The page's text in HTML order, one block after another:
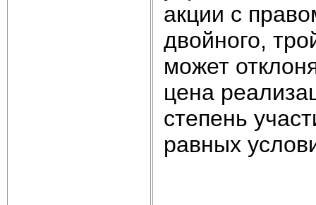
акции с
двойного,
может
цена
степень
равных